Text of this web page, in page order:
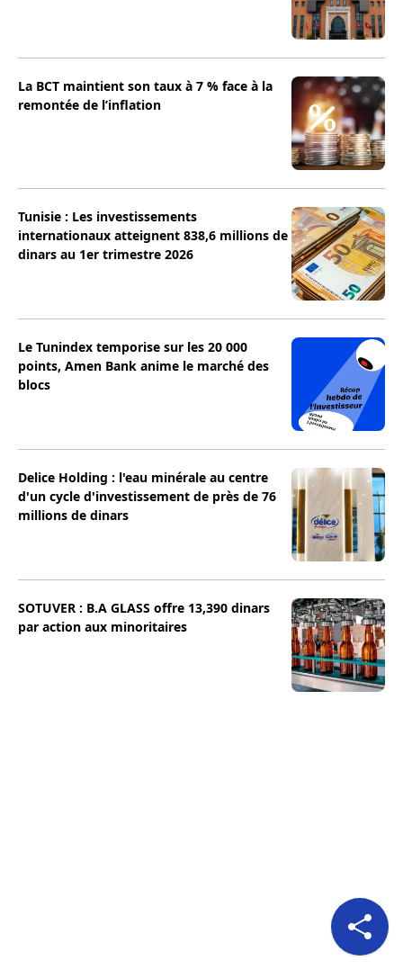
La BCT maintient son taux à 7 % face à la
remontée de l’inflation
Tunisie : Les investissements
internationaux atteignent 838,6 millions de
dinars au 1er trimestre 2026
Le Tunindex temporise sur les 20 000
points, Amen Bank anime le marché des
blocs
Delice Holding : l'eau minérale au centre
d'un cycle d'investissement de près de 76
millions de dinars
SOTUVER : B.A GLASS offre 13,390 dinars
par action aux minoritaires